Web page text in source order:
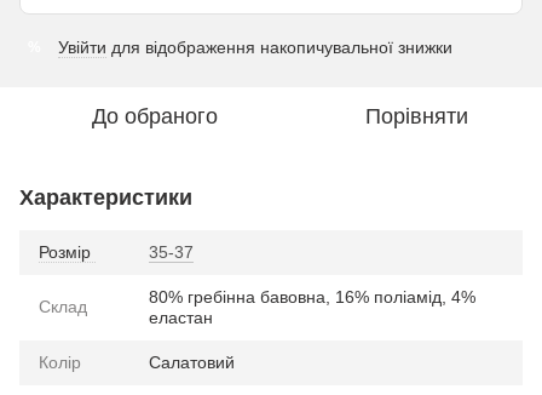
Увійти для відображення накопичувальної знижки
До обраного Порівняти
Характеристики
Розмір 35-37
Склад
80% гребінна бавовна, 16% поліамід, 4%
еластан
Колір Салатовий